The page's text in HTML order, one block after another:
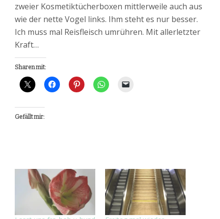
zweier Kosmetiktücherboxen mittlerweile auch aus
wie der nette Vogel links. Ihm steht es nur besser.
Ich muss mal Reisfleisch umrühren. Mit allerletzter
Kraft…
Sharen mit:
Gefällt mir: